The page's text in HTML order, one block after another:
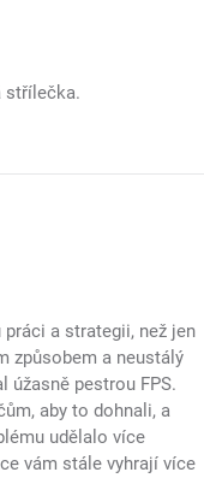
střílečka.
a strategii, než jen
způsobem a neustálý
úžasně pestrou FPS.
aby to dohnali, a
udělalo více
vám stále vyhrají více